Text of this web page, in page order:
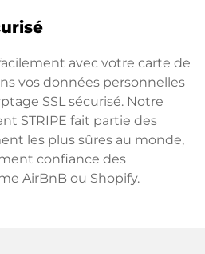
avec votre carte de
vos données personnelles
SSL sécurisé. Notre
STRIPE fait partie des
les plus sûres au monde,
confiance des
AirBnB ou Shopify.